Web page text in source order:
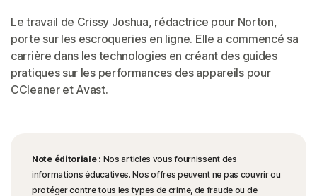
Le travail de Crissy Joshua, rédactrice pour Norton,
porte sur les escroqueries en ligne. Elle a commencé sa
carrière dans les technologies en créant des guides
pratiques sur les performances des appareils pour
CCleaner et Avast.
Note éditoriale : Nos articles vous fournissent des
informations éducatives. Nos offres peuvent ne pas couvrir ou
protéger contre tous les types de crime, de fraude ou de